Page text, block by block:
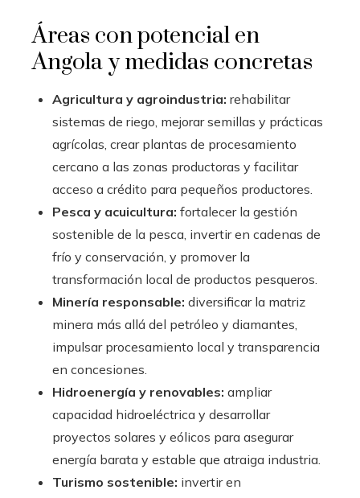
Áreas con potencial en
Angola y medidas concretas
Agricultura y agroindustria: rehabilitar
sistemas de riego, mejorar semillas y prácticas
agrícolas, crear plantas de procesamiento
cercano a las zonas productoras y facilitar
acceso a crédito para pequeños productores.
Pesca y acuicultura: fortalecer la gestión
sostenible de la pesca, invertir en cadenas de
frío y conservación, y promover la
transformación local de productos pesqueros.
Minería responsable: diversificar la matriz
minera más allá del petróleo y diamantes,
impulsar procesamiento local y transparencia
en concesiones.
Hidroenergía y renovables: ampliar
capacidad hidroeléctrica y desarrollar
proyectos solares y eólicos para asegurar
energía barata y estable que atraiga industria.
Turismo sostenible: invertir en